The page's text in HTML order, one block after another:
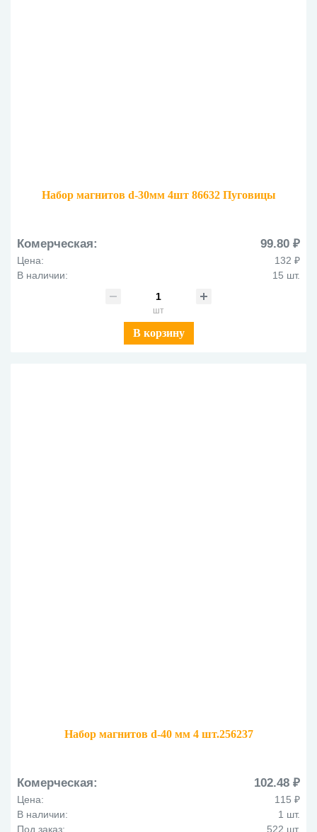
Набор магнитов d-30мм 4шт 86632 Пуговицы
Комерческая: 99.80 ₽
Цена:
132 ₽
В наличии:
15 шт.
шт
В корзину
Набор магнитов d-40 мм 4 шт.256237
Комерческая: 102.48 ₽
Цена:
115 ₽
В наличии:
1 шт.
Под заказ:
522 шт.